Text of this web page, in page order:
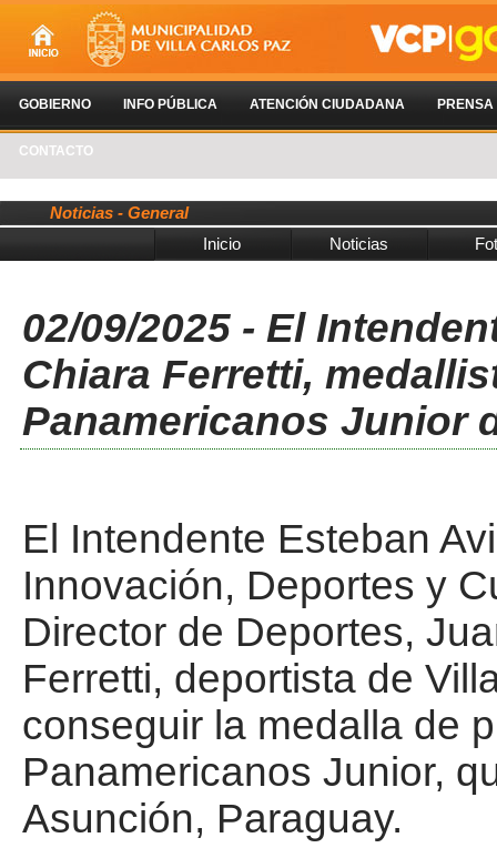
GOBIERNO INFO PÚBLICA ATENCIÓN CIUDADANA PRENSA
CONTACTO
Noticias - General
Inicio
Noticias
02/09/2025 - El
Chiara Ferretti,
Panamericanos Junior
El Intendente Esteban
Innovación, Deportes y
Director de Deportes,
Ferretti, deportista de
conseguir la medalla de
Panamericanos Junior,
Asunción, Paraguay.